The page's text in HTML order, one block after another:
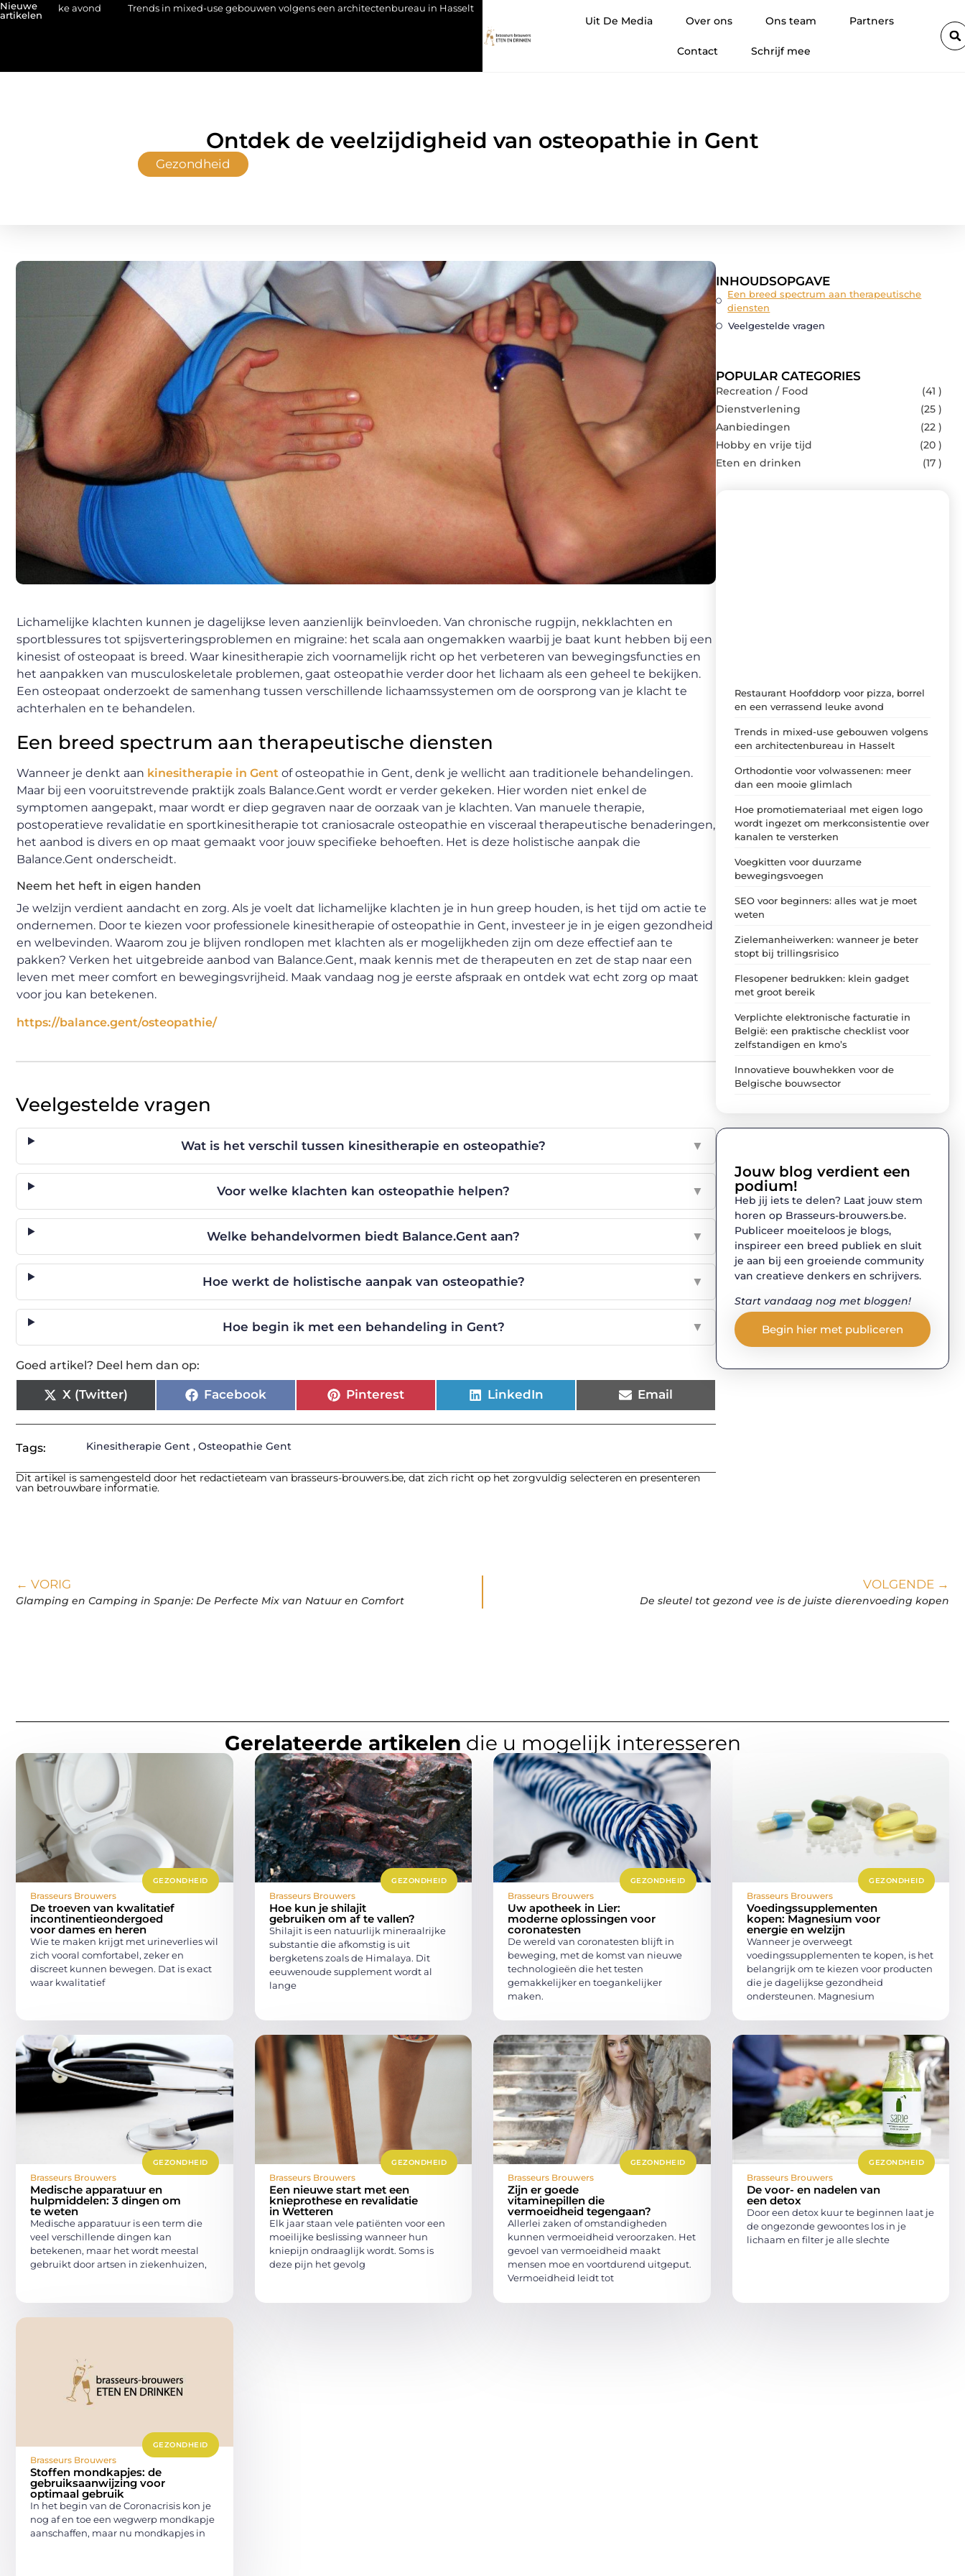
Nieuwe
artikelen
Trends in mixed-use gebouwen volgens een architectenbureau in Hasselt Orthodontie voor volwassenen: meer dan een mooie glimlach
Uit De Media Over ons Ons team Partners
Contact Schrijf mee
Ontdek de veelzijdigheid van osteopathie in Gent
Gezondheid
Lichamelijke klachten kunnen je dagelijkse leven aanzienlijk beïnvloeden. Van chronische rugpijn, nekklachten en
sportblessures tot spijsverteringsproblemen en migraine: het scala aan ongemakken waarbij je baat kunt hebben bij een
kinesist of osteopaat is breed. Waar kinesitherapie zich voornamelijk richt op het verbeteren van bewegingsfuncties en
het aanpakken van musculoskeletale problemen, gaat osteopathie verder door het lichaam als een geheel te bekijken.
Een osteopaat onderzoekt de samenhang tussen verschillende lichaamssystemen om de oorsprong van je klacht te
achterhalen en te behandelen.
Een breed spectrum aan therapeutische diensten
Wanneer je denkt aan kinesitherapie in Gent of osteopathie in Gent, denk je wellicht aan traditionele behandelingen.
Maar bij een vooruitstrevende praktijk zoals Balance.Gent wordt er verder gekeken. Hier worden niet enkel de
symptomen aangepakt, maar wordt er diep gegraven naar de oorzaak van je klachten. Van manuele therapie,
postoperatieve revalidatie en sportkinesitherapie tot craniosacrale osteopathie en visceraal therapeutische benaderingen,
het aanbod is divers en op maat gemaakt voor jouw specifieke behoeften. Het is deze holistische aanpak die
Balance.Gent onderscheidt.
Neem het heft in eigen handen
Je welzijn verdient aandacht en zorg. Als je voelt dat lichamelijke klachten je in hun greep houden, is het tijd om actie te
ondernemen. Door te kiezen voor professionele kinesitherapie of osteopathie in Gent, investeer je in je eigen gezondheid
en welbevinden. Waarom zou je blijven rondlopen met klachten als er mogelijkheden zijn om deze effectief aan te
pakken? Verken het uitgebreide aanbod van Balance.Gent, maak kennis met de therapeuten en zet de stap naar een
leven met meer comfort en bewegingsvrijheid. Maak vandaag nog je eerste afspraak en ontdek wat echt zorg op maat
voor jou kan betekenen.
https://balance.gent/osteopathie/
Veelgestelde vragen
Wat is het verschil tussen kinesitherapie en osteopathie? ▼
Voor welke klachten kan osteopathie helpen? ▼
Welke behandelvormen biedt Balance.Gent aan? ▼
Hoe werkt de holistische aanpak van osteopathie? ▼
Hoe begin ik met een behandeling in Gent? ▼
Goed artikel? Deel hem dan op:
X (Twitter) Facebook Pinterest LinkedIn Email
Tags: Kinesitherapie Gent, Osteopathie Gent
Dit artikel is samengesteld door het redactieteam van brasseurs-brouwers.be, dat zich richt op het zorgvuldig selecteren en presenteren
van betrouwbare informatie.
INHOUDSOPGAVE
Een breed spectrum aan therapeutische
diensten
Veelgestelde vragen
POPULAR CATEGORIES
Recreation / Food
(41 )
Dienstverlening
(25 )
Aanbiedingen
(22 )
Hobby en vrije tijd
(20 )
Eten en drinken
(17 )
Restaurant Hoofddorp voor pizza, borrel
en een verrassend leuke avond
Trends in mixed-use gebouwen volgens
een architectenbureau in Hasselt
Orthodontie voor volwassenen: meer
dan een mooie glimlach
Hoe promotiemateriaal met eigen logo
wordt ingezet om merkconsistentie over
kanalen te versterken
Voegkitten voor duurzame
bewegingsvoegen
SEO voor beginners: alles wat je moet
weten
Zielemanheiwerken: wanneer je beter
stopt bij trillingsrisico
Flesopener bedrukken: klein gadget
met groot bereik
Verplichte elektronische facturatie in
België: een praktische checklist voor
zelfstandigen en kmo’s
Innovatieve bouwhekken voor de
Belgische bouwsector
Jouw blog verdient een
podium!
Heb jij iets te delen? Laat jouw stem
horen op Brasseurs-brouwers.be.
Publiceer moeiteloos je blogs,
inspireer een breed publiek en sluit
je aan bij een groeiende community
van creatieve denkers en schrijvers.
Start vandaag nog met bloggen!
Begin hier met publiceren
← VORIG
Glamping en Camping in Spanje: De Perfecte Mix van Natuur en Comfort
VOLGENDE →
De sleutel tot gezond vee is de juiste dierenvoeding kopen
Gerelateerde artikelen die u mogelijk interesseren
GEZONDHEID
Brasseurs Brouwers
De troeven van kwalitatief
incontinentieondergoed
voor dames en heren
Wie te maken krijgt met urineverlies wil
zich vooral comfortabel, zeker en
discreet kunnen bewegen. Dat is exact
waar kwalitatief
GEZONDHEID
Brasseurs Brouwers
Hoe kun je shilajit
gebruiken om af te vallen?
Shilajit is een natuurlijk mineraalrijke
substantie die afkomstig is uit
bergketens zoals de Himalaya. Dit
eeuwenoude supplement wordt al
lange
GEZONDHEID
Brasseurs Brouwers
Uw apotheek in Lier:
moderne oplossingen voor
coronatesten
De wereld van coronatesten blijft in
beweging, met de komst van nieuwe
technologieën die het testen
gemakkelijker en toegankelijker
maken.
GEZONDHEID
Brasseurs Brouwers
Voedingssupplementen
kopen: Magnesium voor
energie en welzijn
Wanneer je overweegt
voedingssupplementen te kopen, is het
belangrijk om te kiezen voor producten
die je dagelijkse gezondheid
ondersteunen. Magnesium
GEZONDHEID
Brasseurs Brouwers
Medische apparatuur en
hulpmiddelen: 3 dingen om
te weten
Medische apparatuur is een term die
veel verschillende dingen kan
betekenen, maar het wordt meestal
gebruikt door artsen in ziekenhuizen,
GEZONDHEID
Brasseurs Brouwers
Een nieuwe start met een
knieprothese en revalidatie
in Wetteren
Elk jaar staan vele patiënten voor een
moeilijke beslissing wanneer hun
kniepijn ondraaglijk wordt. Soms is
deze pijn het gevolg
GEZONDHEID
Brasseurs Brouwers
Zijn er goede
vitaminepillen die
vermoeidheid tegengaan?
Allerlei zaken of omstandigheden
kunnen vermoeidheid veroorzaken. Het
gevoel van vermoeidheid maakt
mensen moe en voortdurend uitgeput.
Vermoeidheid leidt tot
GEZONDHEID
Brasseurs Brouwers
De voor- en nadelen van
een detox
Door een detox kuur te beginnen laat je
de ongezonde gewoontes los in je
lichaam en filter je alle slechte
GEZONDHEID
Brasseurs Brouwers
Stoffen mondkapjes: de
gebruiksaanwijzing voor
optimaal gebruik
In het begin van de Coronacrisis kon je
nog af en toe een wegwerp mondkapje
aanschaffen, maar nu mondkapjes in